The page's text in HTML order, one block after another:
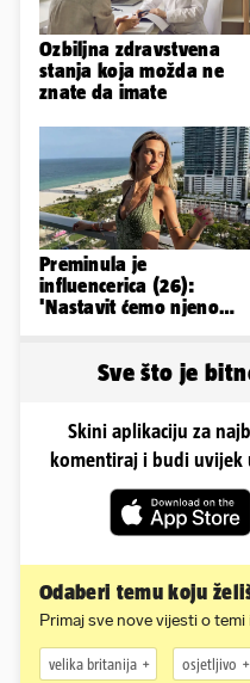
Ozbiljna zdravstvena
stanja koja možda ne
znate da imate
Preminula je
influencerica (26):
'Nastavit ćemo njeno
Sve što je
Skini aplikaciju za
komentiraj i budi uvijek
Odaberi temu koju
Primaj sve nove vijesti o
velika britanija osjetljivo